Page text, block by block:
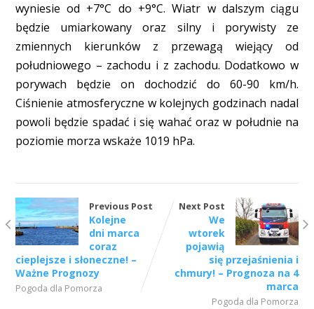
wyniesie od +7°C do +9°C. Wiatr w dalszym ciągu
będzie umiarkowany oraz silny i porywisty ze
zmiennych kierunków z przewagą wiejący od
południowego – zachodu i z zachodu. Dodatkowo w
porywach będzie on dochodzić do 60-90 km/h.
Ciśnienie atmosferyczne w kolejnych godzinach nadal
powoli będzie spadać i się wahać oraz w południe na
poziomie morza wskaże 1019 hPa.
Previous Post
Kolejne
dni marca
coraz
cieplejsze i słoneczne! –
Ważne Prognozy
Pogoda dla Pomorza
Next Post
We
wtorek
pojawią
się przejaśnienia i
chmury! – Prognoza na 4
marca
Pogoda dla Pomorza